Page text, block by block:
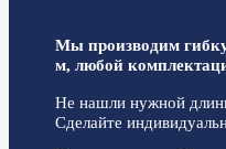
Мы производим
м, любой
Не нашли нужной
Сделайте